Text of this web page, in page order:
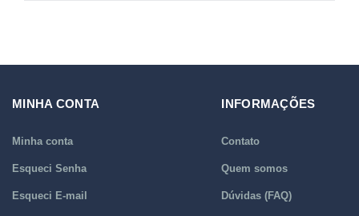
MINHA CONTA
Minha conta
Esqueci Senha
Esqueci E-mail
INFORMAÇÕES
Contato
Quem somos
Dúvidas (FAQ)